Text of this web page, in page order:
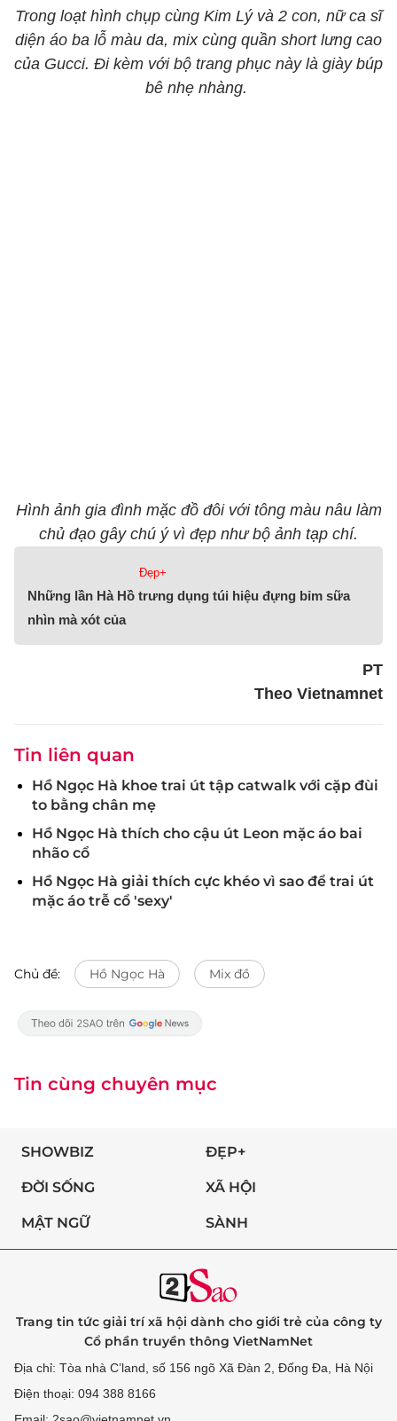
Trong loạt hình chụp cùng Kim Lý và 2 con, nữ ca sĩ
diện áo ba lỗ màu da, mix cùng quần short lưng cao
của Gucci. Đi kèm với bộ trang phục này là giày búp
bê nhẹ nhàng.
Hình ảnh gia đình mặc đồ đôi với tông màu nâu làm
chủ đạo gây chú ý vì đẹp như bộ ảnh tạp chí.
Đẹp+
Những lần Hà Hồ trưng dụng túi hiệu đựng bỉm sữa
nhìn mà xót của
PT
Theo Vietnamnet
Tin liên quan
Hồ Ngọc Hà khoe trai út tập catwalk với cặp đùi
to bằng chân mẹ
Hồ Ngọc Hà thích cho cậu út Leon mặc áo bai
nhão cổ
Hồ Ngọc Hà giải thích cực khéo vì sao để trai út
mặc áo trễ cổ 'sexy'
Chủ đề: Hồ Ngọc Hà Mix đồ
Tin cùng chuyên mục
SHOWBIZ ĐẸP+
ĐỜI SỐNG XÃ HỘI
MẬT NGỮ SÀNH
Trang tin tức giải trí xã hội dành cho giới trẻ của công ty
Cổ phần truyền thông VietNamNet
Địa chỉ: Tòa nhà C’land, số 156 ngõ Xã Đàn 2, Đống Đa, Hà Nội
Điện thoại: 094 388 8166